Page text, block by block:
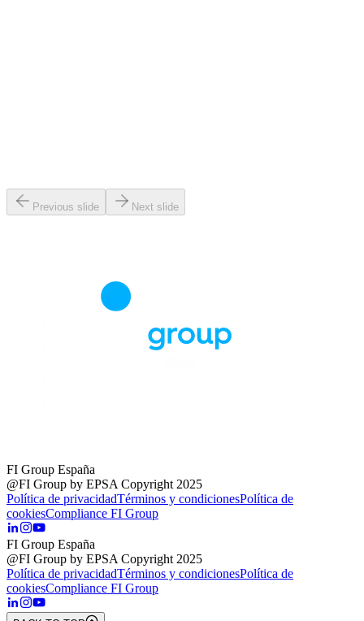
Previous slide Next slide
FI Group España
@FI Group by EPSA Copyright 2025
Política de privacidadTérminos y condicionesPolítica de
cookiesCompliance FI Group
FI Group España
@FI Group by EPSA Copyright 2025
Política de privacidadTérminos y condicionesPolítica de
cookiesCompliance FI Group